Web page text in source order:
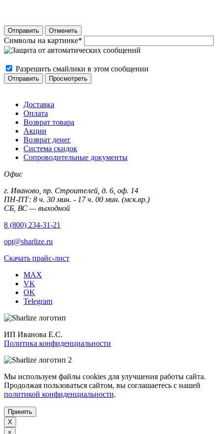
Отправить Отменить
Символы на картинке*
Разрешить смайлики в этом сообщении
Доставка
Оплата
Возврат товара
Акции
Возврат денег
Система скидок
Сопроводительные документы
Офис
г. Иваново, пр. Строителей, д. 6, оф. 14
ПН-ПТ: 8 ч. 30 мин. - 17 ч. 00 мин. (мск.вр.)
СБ, ВС — выходной
8 (800) 234-31-21
opt@sharlize.ru
Скачать прайс-лист
MAX
VK
OK
Telegram
ИП Иванова Е.С.
Политика конфиденциальности
Мы используем файлы cookies для улучшения работы сайта.
Продолжая пользоваться сайтом, вы соглашаетесь с нашей
политикой конфиденциальности.
Принять
X
×